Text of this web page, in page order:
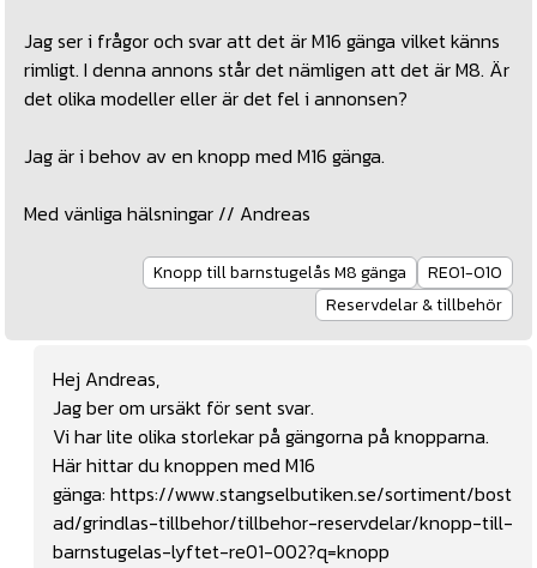
Jag ser i frågor och svar att det är M16 gänga vilket känns
rimligt. I denna annons står det nämligen att det är M8. Är
det olika modeller eller är det fel i annonsen?
Jag är i behov av en knopp med M16 gänga.
Med vänliga hälsningar // Andreas
Knopp till barnstugelås M8 gänga
RE01-010
Reservdelar & tillbehör
Hej Andreas,
Jag ber om ursäkt för sent svar.
Vi har lite olika storlekar på gängorna på knopparna.
Här hittar du knoppen med M16
gänga: https://www.stangselbutiken.se/sortiment/bost
ad/grindlas-tillbehor/tillbehor-reservdelar/knopp-till-
barnstugelas-lyftet-re01-002?q=knopp